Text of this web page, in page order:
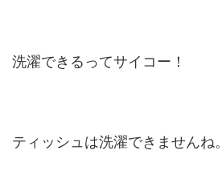
洗濯できるってサイコー！
ティッシュは洗濯できませんね。